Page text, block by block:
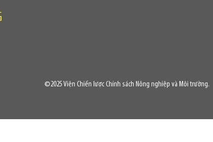
©2025 Viện Chiến lược Chính sách Nông nghiệp và Môi trường.